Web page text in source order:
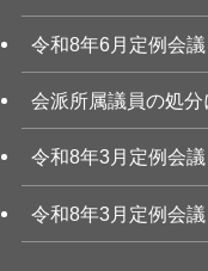
令和8年6月定例会
会派所属議員の処分
令和8年3月定例会
令和8年3月定例会